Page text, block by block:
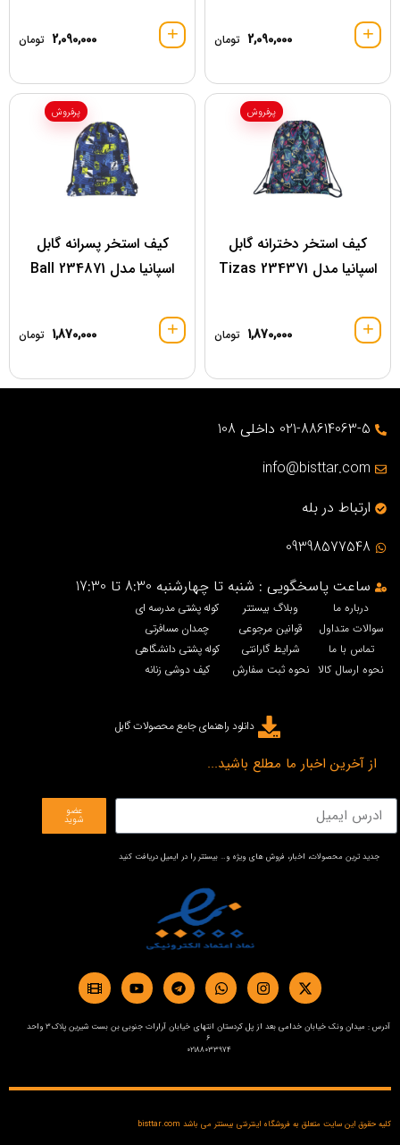
2,090,000 تومان 2,090,000 تومان
کیف استخر دخترانه گابل
اسپانیا مدل 234371 Tizas
1,870,000 تومان
پرفروش
کیف استخر پسرانه گابل
اسپانیا مدل 234871 Ball
1,870,000 تومان
پرفروش
021-88614063-5 داخلی 108
info@bisttar.com
ارتباط در بله
09398577548
ساعت پاسخگویی : شنبه تا چهارشنبه 8:30 تا 17:30
درباره ما
سوالات متداول
تماس با ما
نحوه ارسال کالا
وبلاگ بیستتر
قوانین مرجوعی
شرایط گارانتی
نحوه ثبت سفارش
کوله پشتی مدرسه ای
چمدان مسافرتی
کوله پشتی دانشگاهی
کیف دوشی زنانه
دانلود راهنمای جامع محصولات گابل
از آخرین اخبار ما مطلع باشید...
عضو
شوید
جدید ترین محصولات، اخبار، فروش های ویژه و… بیستتر را در ایمیل دریافت کنید
آدرس : میدان ونک خیابان خدامی بعد از پل کردستان انتهای خیابان آرارات جنوبی بن بست شیرین پلاک3 واحد
6
02188033974
کلیه حقوق این سایت متعلق به فروشگاه اینترنتی بیستتر می باشد bisttar.com